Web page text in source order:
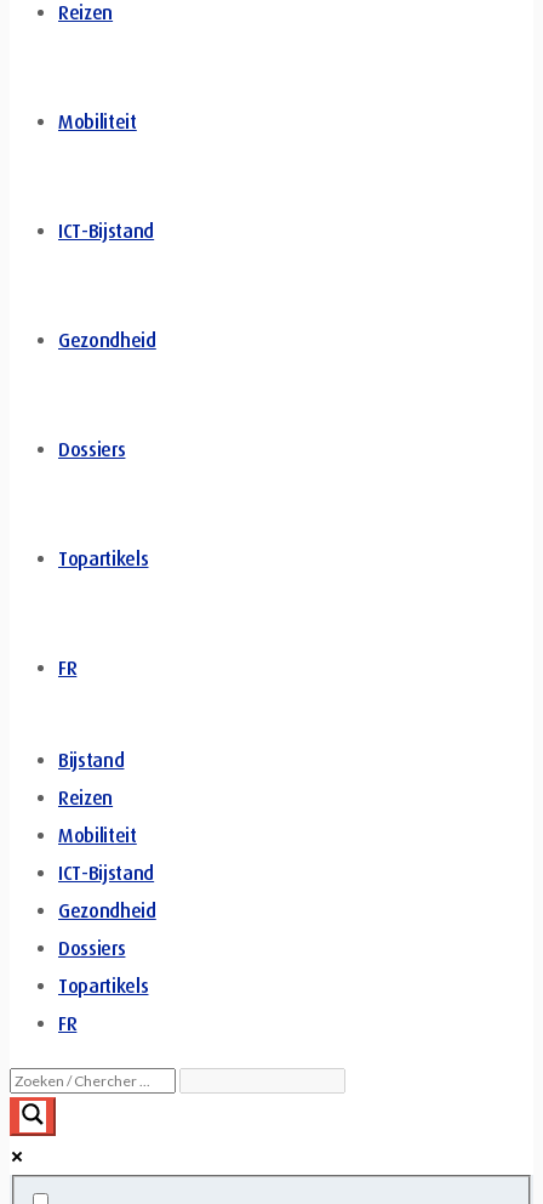
Reizen
Mobiliteit
ICT-Bijstand
Gezondheid
Dossiers
Topartikels
FR
Bijstand
Reizen
Mobiliteit
ICT-Bijstand
Gezondheid
Dossiers
Topartikels
FR